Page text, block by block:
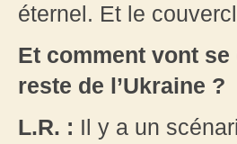
éternel. Et le
Et comment vont
reste de l’Ukraine ?
L.R. : Il y a un